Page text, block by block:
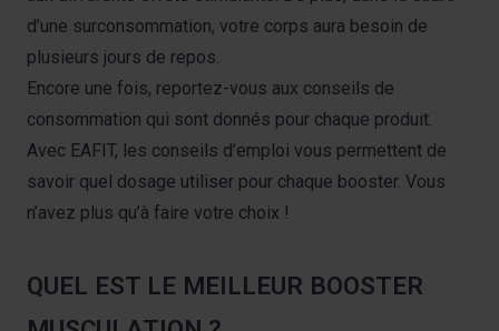
d’une surconsommation, votre corps aura besoin de
plusieurs jours de repos.
Encore une fois, reportez-vous aux conseils de
consommation qui sont donnés pour chaque produit.
Avec EAFIT, les conseils d’emploi vous permettent de
savoir quel dosage utiliser pour chaque booster. Vous
n’avez plus qu’à faire votre choix !
QUEL EST LE MEILLEUR BOOSTER